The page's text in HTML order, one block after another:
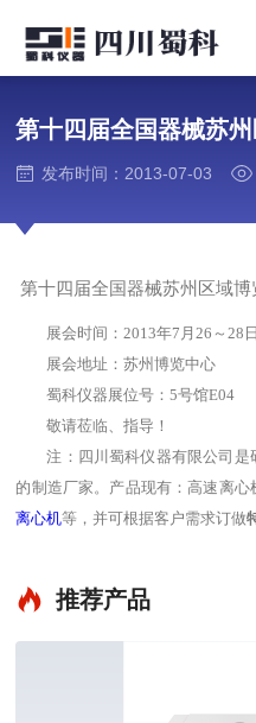
第十四届全国器械苏
发布时间：2013-07-03
第十四届全国器械苏州区域博
展会时间：2013年7月26～28日
展会地址：苏州博览中心
蜀科仪器展位号：5号馆E04
敬请莅临、指导！
注：四川蜀科仪器有限公司是
的制造厂家。产品现有：高速离心
离心机等，并可根据客户需求订做
推荐产品